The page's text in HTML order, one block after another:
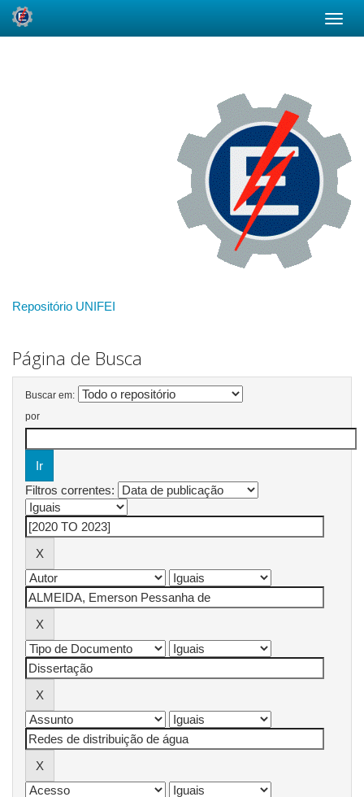
Repositório UNIFEI
Página de Busca
Buscar em:
por
Filtros correntes: